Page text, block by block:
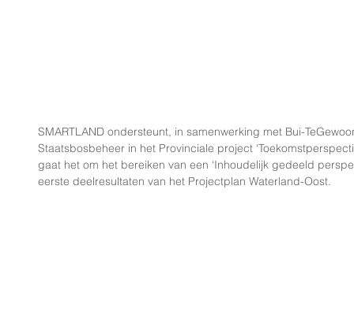
SMARTLAND ondersteunt, in samenwerking met Bui-
Staatsbosbeheer in het Provinciale project
gaat het om het bereiken van een ‘Inhoudelijk gedeeld
eerste deelresultaten van het Projectplan Waterland-Oost.